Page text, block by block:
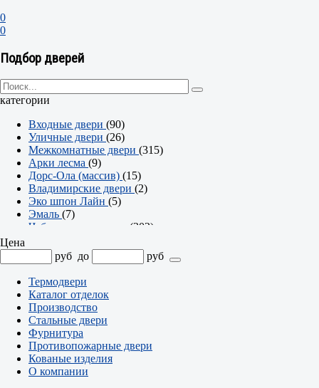
0
0
Подбор дверей
категории
Входные двери (90)
Уличные двери (26)
Межкомнатные двери (315)
Арки лесма (9)
Дорс-Ола (массив) (15)
Владимирские двери (2)
Эко шпон Лайн (5)
Эмаль (7)
Чебоксарские двери (302)
Серия Твин (2)
Серия Британия(7)
Серия Аурум
Арки(7)
Серия Эмма(21)
Серия Офис(74)
Серия Олимп(36)
Серия Модерн(18)
Серия Контур(47)
Серия Компакт(25)
Серия Классика
Цена
руб до руб
Термодвери
Каталог отделок
Производство
Стальные двери
Фурнитура
Противопожарные двери
Кованые изделия
О компании